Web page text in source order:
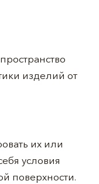
изделий от
их или
условия
поверхности.